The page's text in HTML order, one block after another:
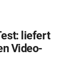
liefert
Video-